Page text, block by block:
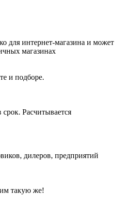
для интернет-магазина и может
магазинах
и подборе.
Расчитывается
дилеров, предприятий
такую же!